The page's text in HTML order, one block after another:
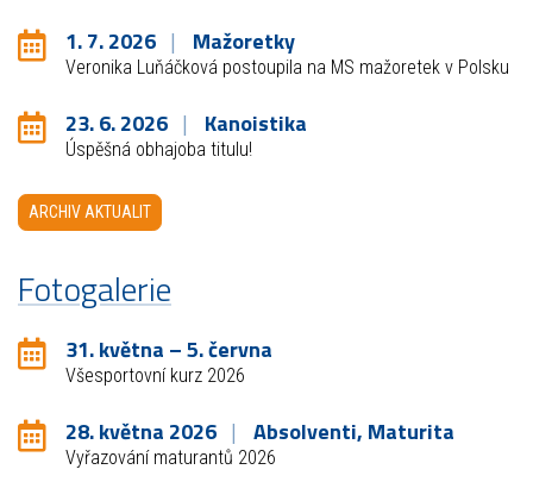
1. 7. 2026 Mažoretky
Veronika Luňáčková postoupila na MS mažoretek v Polsku
23. 6. 2026 Kanoistika
Úspěšná obhajoba titulu!
ARCHIV AKTUALIT
Fotogalerie
31. května – 5. června
Všesportovní kurz 2026
28. května 2026 Absolventi, Maturita
Vyřazování maturantů 2026